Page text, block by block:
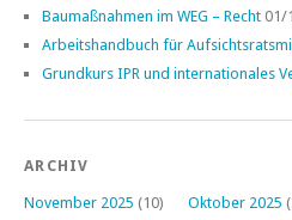
Baumaßnahmen im WEG – Recht 01/
Arbeitshandbuch für
Grundkurs IPR und internationales
ARCHIV
November 2025 (10) Oktober 2025